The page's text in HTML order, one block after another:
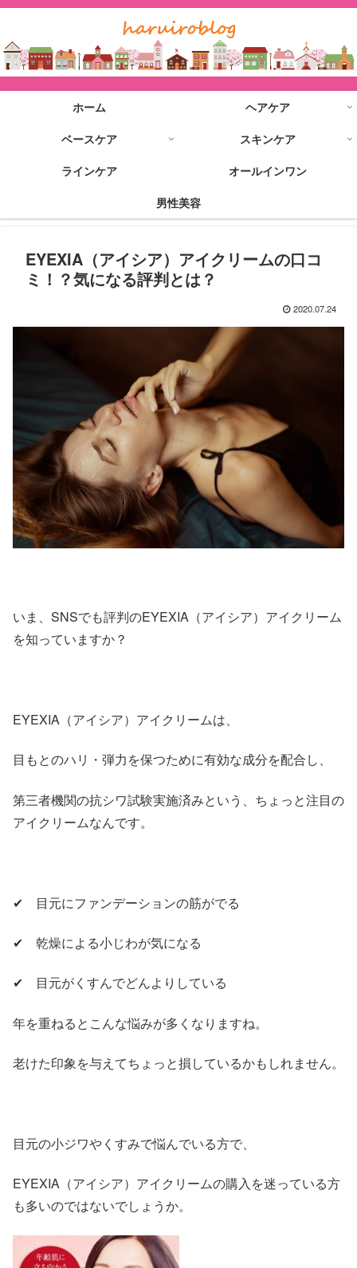
ホーム
ヘアケア
ベースケア
スキンケア
ラインケア
オールインワン
男性美容
EYEXIA（アイシア）アイクリームの口コ
ミ！？気になる評判とは？
2020.07.24
いま、SNSでも評判のEYEXIA（アイシア）アイクリーム
を知っていますか？
EYEXIA（アイシア）アイクリームは、
目もとのハリ・弾力を保つために有効な成分を配合し、
第三者機関の抗シワ試験実施済みという、ちょっと注目の
アイクリームなんです。
✔ 目元にファンデーションの筋がでる
✔ 乾燥による小じわが気になる
✔ 目元がくすんでどんよりしている
年を重ねるとこんな悩みが多くなりますね。
老けた印象を与えてちょっと損しているかもしれません。
目元の小ジワやくすみで悩んでいる方で、
EYEXIA（アイシア）アイクリームの購入を迷っている方
も多いのではないでしょうか。